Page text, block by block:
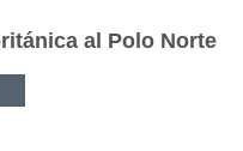
al Polo Norte